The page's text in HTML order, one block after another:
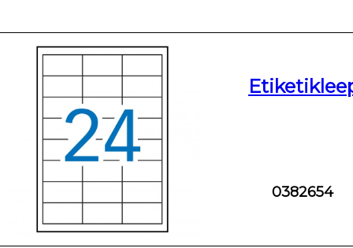
0382654